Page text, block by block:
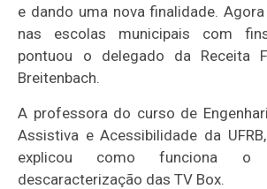
e dando uma nova finalidade.
nas escolas municipais com fins
pontuou o delegado da Receita
Breitenbach.
A professora do curso de
Assistiva e Acessibilidade da
explicou como funciona o
descaracterização das TV Box.